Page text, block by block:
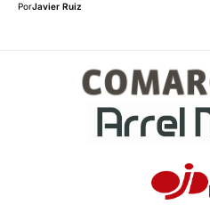
PorJavier Ruiz